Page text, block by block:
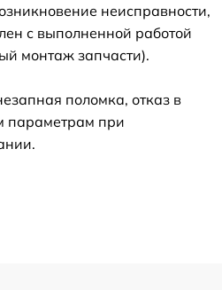
неисправности,
с выполненной работой
монтаж запчасти).
поломка, отказ в
параметрам при